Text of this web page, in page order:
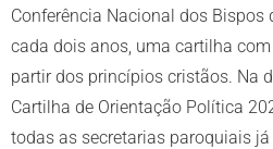
Conferência Nacional dos Bispos
cada dois anos, uma cartilha
partir dos princípios cristãos. Na
Cartilha de Orientação Política
todas as secretarias paroquiais